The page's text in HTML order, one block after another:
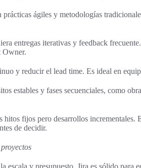
ágiles y metodologías
entregas iterativas y feedback
Owner.
y reducir el lead time. Es ideal en
estables y fases secuenciales, como
hitos fijos pero desarrollos incrementales.
de decidir.
escala y presupuesto. Jira es sólido para